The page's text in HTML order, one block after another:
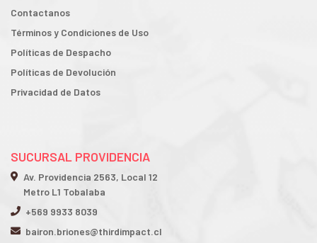
Contactanos
Términos y Condiciones de Uso
Políticas de Despacho
Políticas de Devolución
Privacidad de Datos
SUCURSAL PROVIDENCIA
Av. Providencia 2563, Local 12
Metro L1 Tobalaba
+569 9933 8039
bairon.briones@thirdimpact.cl